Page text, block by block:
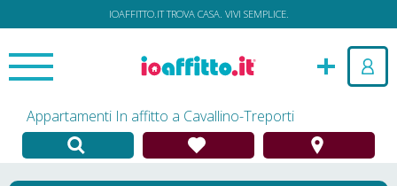
IOAFFITTO.IT TROVA CASA. VIVI SEMPLICE.
Appartamenti In affitto a Cavallino-Treporti